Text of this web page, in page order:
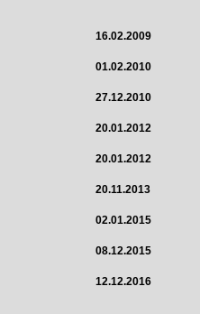
16.02.2009
01.02.2010
27.12.2010
20.01.2012
20.01.2012
20.11.2013
02.01.2015
08.12.2015
12.12.2016